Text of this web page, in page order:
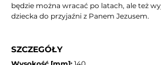
będzie można wracać po latach, ale też
dziecka do przyjaźni z Panem Jezusem.
SZCZEGÓŁY